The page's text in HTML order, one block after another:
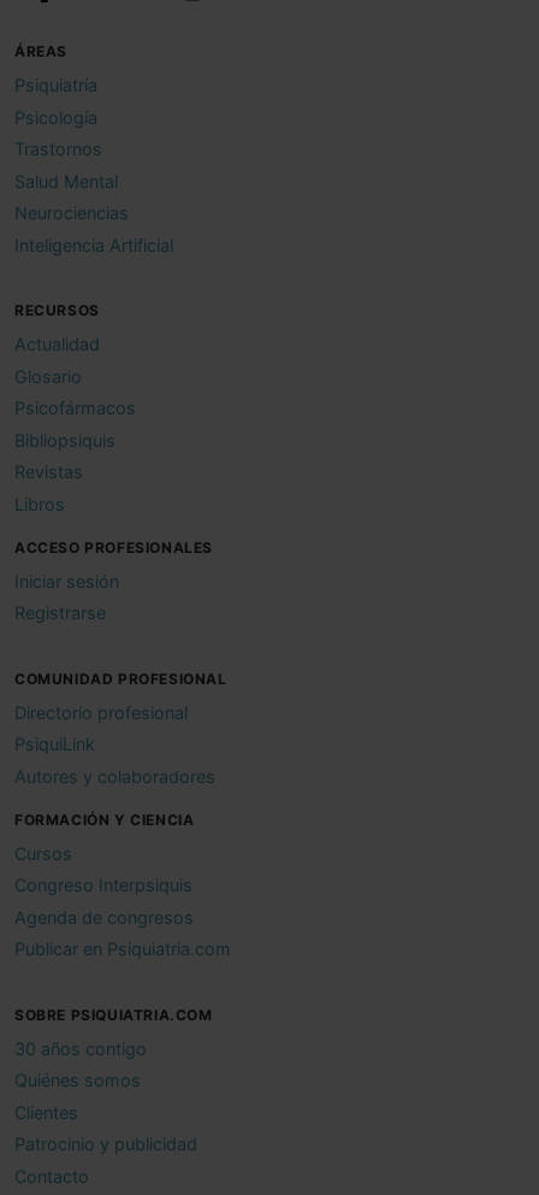
ÁREAS
Psiquiatría
Psicología
Trastornos
Salud Mental
Neurociencias
Inteligencia Artificial
RECURSOS
Actualidad
Glosario
Psicofármacos
Bibliopsiquis
Revistas
Libros
ACCESO PROFESIONALES
Iniciar sesión
Registrarse
COMUNIDAD PROFESIONAL
Directorio profesional
PsiquiLink
Autores y colaboradores
FORMACIÓN Y CIENCIA
Cursos
Congreso Interpsiquis
Agenda de congresos
Publicar en Psiquiatria.com
SOBRE PSIQUIATRIA.COM
30 años contigo
Quiénes somos
Clientes
Patrocinio y publicidad
Contacto